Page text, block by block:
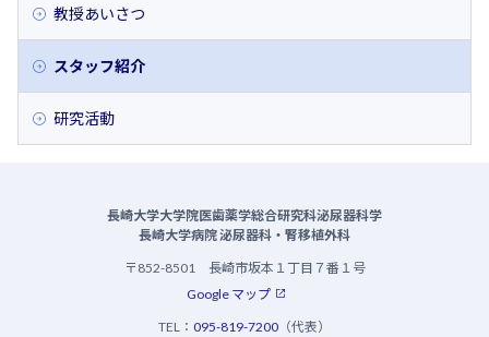
教授あいさつ
スタッフ紹介
研究活動
長崎大学大学院医歯薬学総合研究科泌尿器科学
長崎大学病院 泌尿器科・腎移植外科
〒852-8501 長崎市坂本１丁目７番１号
Google マップ
TEL： 095-819-7200 （代表）